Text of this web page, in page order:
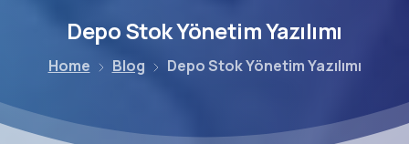
DepoStokYönetimYazılımı
Home Blog Depo Stok Yönetim Yazılımı